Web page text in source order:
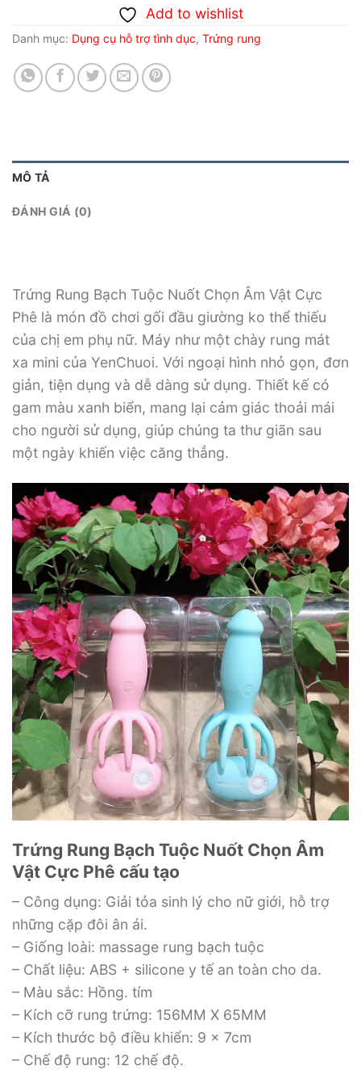
Add to wishlist
Danh mục: Dụng cụ hỗ trợ tình dục, Trứng rung
MÔ TẢ
ĐÁNH GIÁ (0)
Trứng Rung Bạch Tuộc Nuốt Chọn Âm Vật Cực
Phê là món đồ chơi gối đầu giường ko thể thiếu
của chị em phụ nữ. Máy như một chày rung mát
xa mini của YenChuoi. Với ngoại hình nhỏ gọn, đơn
giản, tiện dụng và dễ dàng sử dụng. Thiết kế có
gam màu xanh biển, mang lại cảm giác thoải mái
cho người sử dụng, giúp chúng ta thư giãn sau
một ngày khiến việc căng thẳng.
Trứng Rung Bạch Tuộc Nuốt Chọn Âm
Vật Cực Phê cấu tạo
– Công dụng: Giải tỏa sinh lý cho nữ giới, hỗ trợ
những cặp đôi ân ái.
– Giống loài: massage rung bạch tuộc
– Chất liệu: ABS + silicone y tế an toàn cho da.
– Màu sắc: Hồng. tím
– Kích cỡ rung trứng: 156MM X 65MM
– Kích thước bộ điều khiển: 9 x 7cm
– Chế độ rung: 12 chế độ.